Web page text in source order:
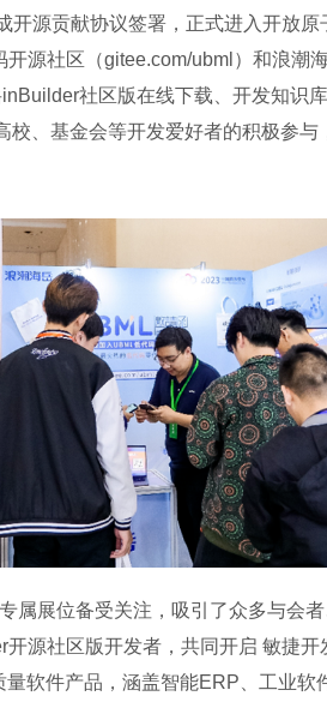
源贡献协议签署，正式进入开放原
源社区（gitee.com/ubml）和浪潮
社区版在线下载、开发知识
校、基金会等开发爱好者的积极参
展位备受关注，吸引了众多与会者
源社区版开发者，共同开启 敏捷开
软件产品，涵盖智能ERP、工业软